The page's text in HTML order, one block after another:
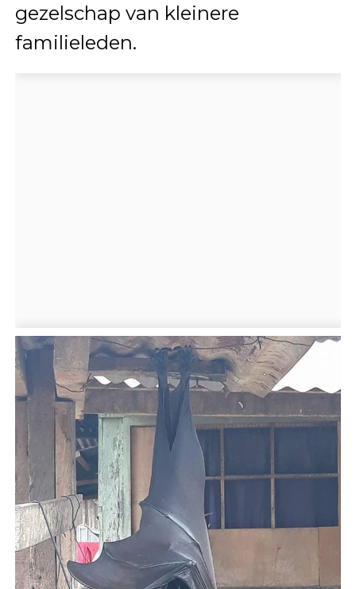
gezelschap van kleinere
familieleden.